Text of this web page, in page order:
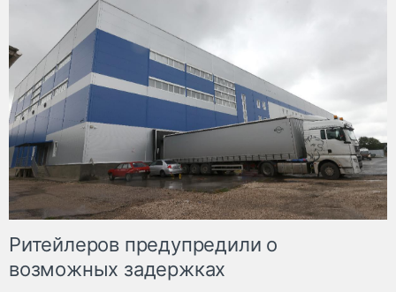
Ритейлеров предупредили о
возможных задержках